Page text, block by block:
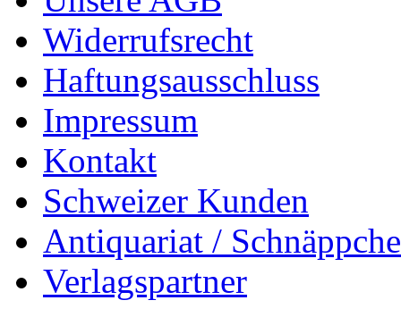
Widerrufsrecht
Haftungsausschluss
Impressum
Kontakt
Schweizer Kunden
Antiquariat /
Verlagspartner